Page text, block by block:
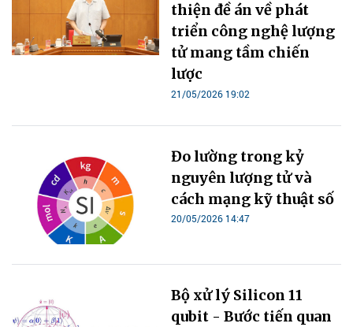
thiện đề án về phát
triển công nghệ lượng
tử mang tầm chiến
lược
21/05/2026 19:02
Đo lường trong kỷ
nguyên lượng tử và
cách mạng kỹ thuật số
20/05/2026 14:47
Bộ xử lý Silicon 11
qubit - Bước tiến quan